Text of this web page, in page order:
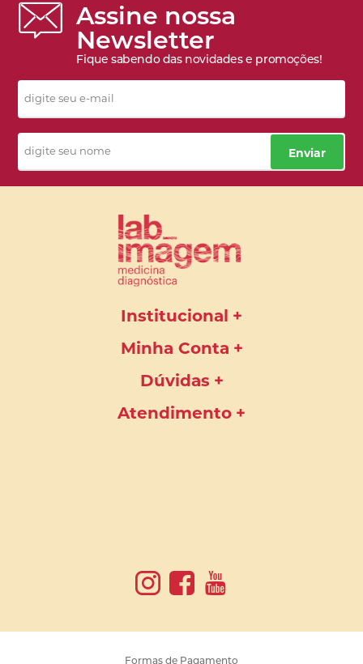
Assine nossa
Newsletter
Fique sabendo das novidades e promoções!
Enviar
Institucional
Minha Conta
Dúvidas
Atendimento
Formas de Pagamento